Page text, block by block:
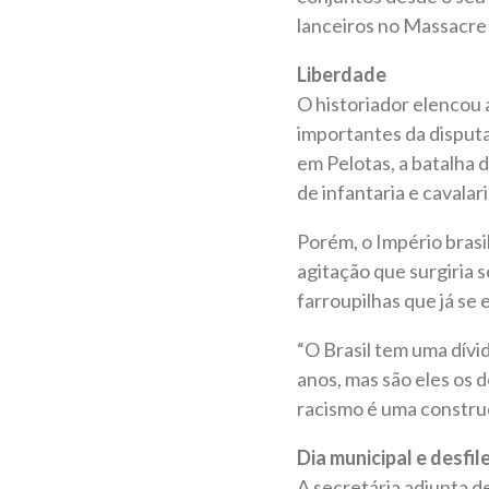
lanceiros no
Liberdade
O historiador elencou
importantes da
em Pelotas, a batalha
de infantaria e
Porém, o Império
agitação que surgiria
farroupilhas que já
“O Brasil tem uma
anos, mas são eles
racismo é uma
Dia municipal e